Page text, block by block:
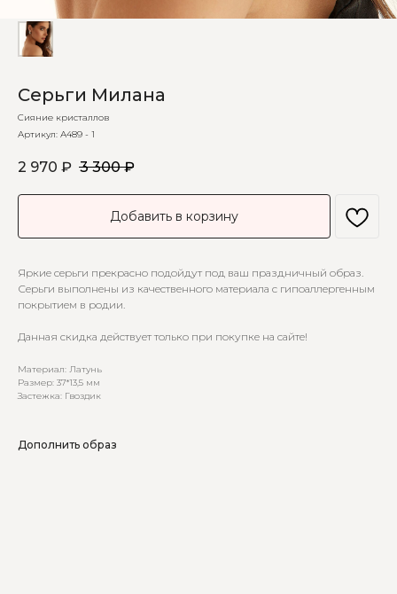
Серьги Милана
Сияние кристаллов
Артикул: А489 - 1
2 970 ₽ 3 300 ₽
Добавить в корзину
Яркие серьги прекрасно подойдут под ваш праздничный образ.
Серьги выполнены из качественного материала с гипоаллергенным
покрытием в родии.
Данная скидка действует только при покупке на сайте!
Материал: Латунь
Размер: 37*13,5 мм
Застежка: Гвоздик
Дополнить образ